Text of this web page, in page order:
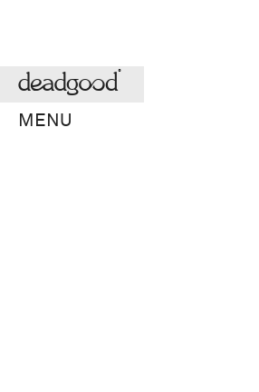
deadgood
MENU